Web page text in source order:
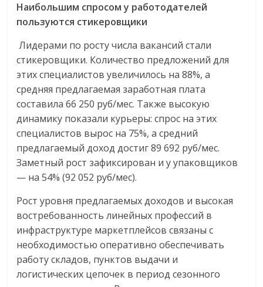
Наибольшим спросом у работодателей
пользуются стикеровщики
Лидерами по росту числа вакансий стали
стикеровщики. Количество предложений для
этих специалистов увеличилось на 88%, а
средняя предлагаемая заработная плата
составила 66 250 руб/мес. Также высокую
динамику показали курьеры: спрос на этих
специалистов вырос на 75%, а средний
предлагаемый доход достиг 89 692 руб/мес.
Заметный рост зафиксирован и у упаковщиков
— на 54% (92 052 руб/мес).
Рост уровня предлагаемых доходов и высокая
востребованность линейных профессий в
инфраструктуре маркетплейсов связаны с
необходимостью оперативно обеспечивать
работу складов, пунктов выдачи и
логистических цепочек в период сезонного